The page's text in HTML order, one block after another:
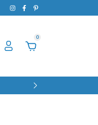
Pet
0